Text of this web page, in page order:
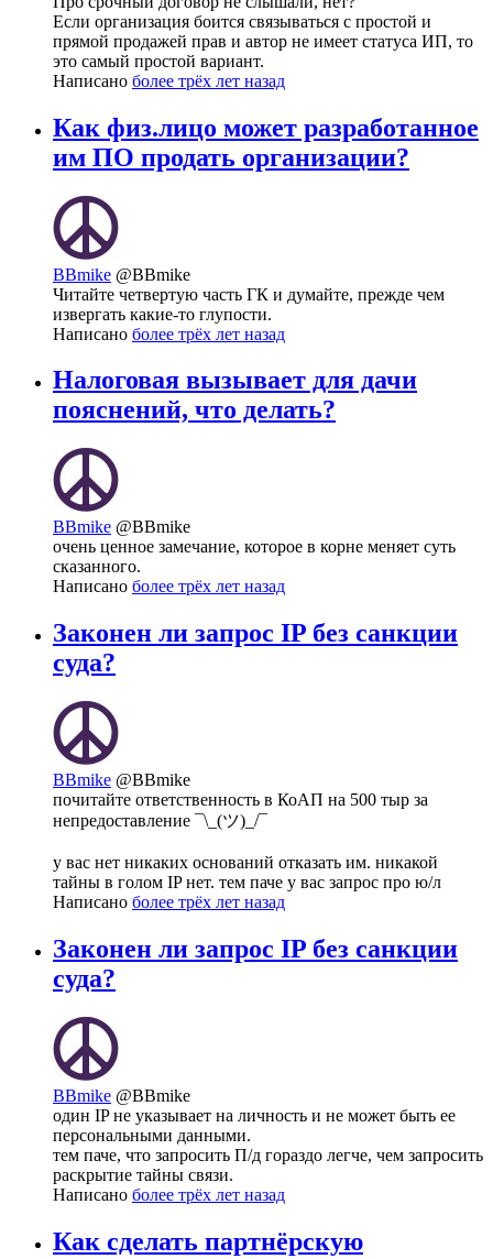
Если организация боится связываться с простой и
прямой продажей прав и автор не имеет статуса ИП, то
это самый простой вариант.
Написано более трёх лет назад
Как физ.лицо может разработанное
им ПО продать организации?
BBmike @BBmike
Читайте четвертую часть ГК и думайте, прежде чем
извергать какие-то глупости.
Написано более трёх лет назад
Налоговая вызывает для дачи
пояснений, что делать?
BBmike @BBmike
очень ценное замечание, которое в корне меняет суть
сказанного.
Написано более трёх лет назад
Законен ли запрос IP без санкции
суда?
BBmike @BBmike
почитайте ответственность в КоАП на 500 тыр за
непредоставление ¯\_(ツ)_/¯
у вас нет никаких оснований отказать им. никакой
тайны в голом IP нет. тем паче у вас запрос про ю/л
Написано более трёх лет назад
Законен ли запрос IP без санкции
суда?
BBmike @BBmike
один IP не указывает на личность и не может быть ее
персональными данными.
тем паче, что запросить П/д гораздо легче, чем запросить
раскрытие тайны связи.
Написано более трёх лет назад
Как сделать партнёрскую